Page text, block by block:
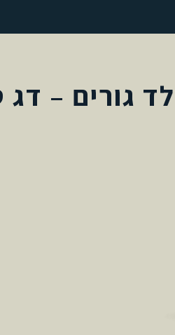
גורים – דג